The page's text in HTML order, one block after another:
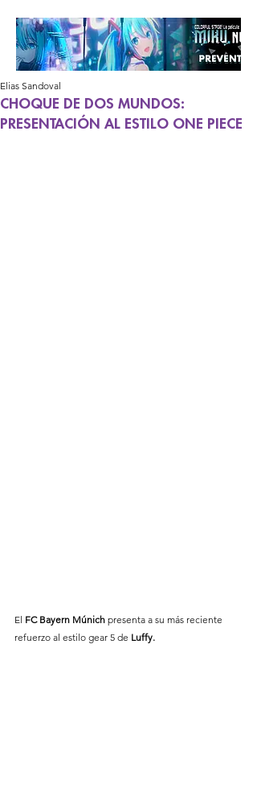
CHOQUE DE DOS MUNDOS:
PRESENTACIÓN AL ESTILO ONE PIECE
Elias Sandoval
El FC Bayern Múnich presenta a su más reciente
refuerzo al estilo gear 5 de Luffy.